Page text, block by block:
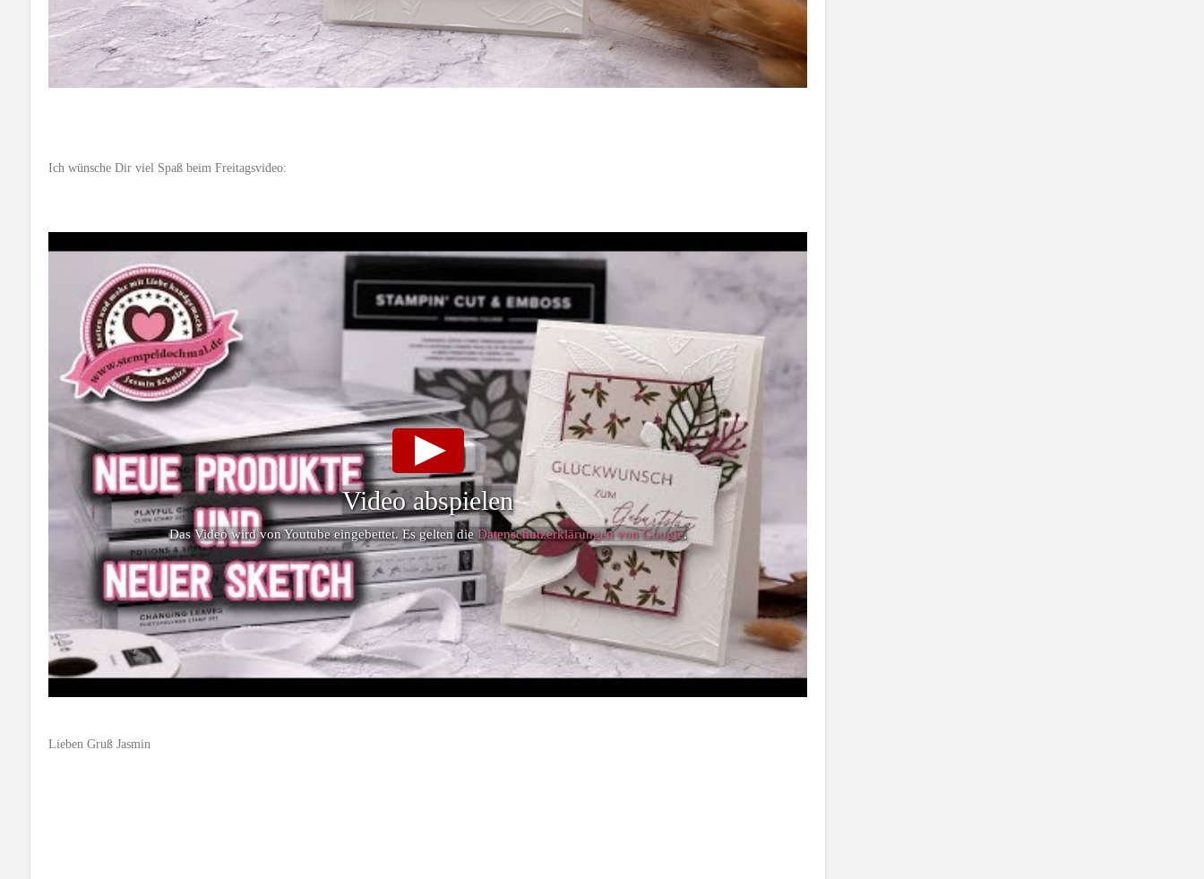
Ich wünsche Dir viel Spaß beim Freitagsvideo:
Video abspielen
Das Video wird von Youtube eingebettet. Es gelten die Datenschutzerklärungen von Google.
Lieben Gruß Jasmin